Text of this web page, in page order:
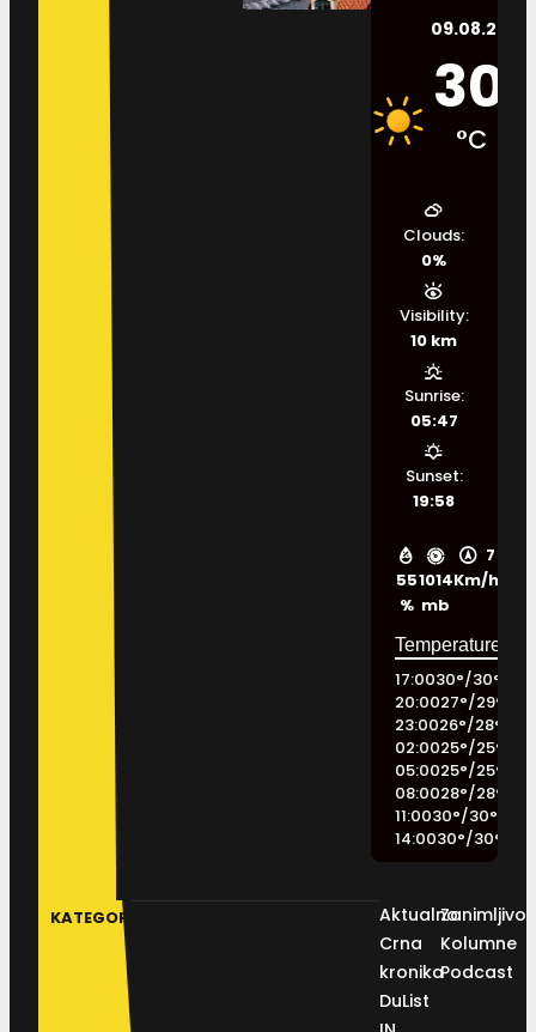
09.08.2026.
30
°C
55
%
1014
mb
7
Km/h
Clouds:
0%
Visibility:
10 km
Sunrise:
05:47
Sunset:
19:58
17:0030°/30°
20:0027°/29°
23:0026°/28°
02:0025°/25°
05:0025°/25°
08:0028°/28°
11:0030°/30°
14:0030°/30°
KATEGORIJE
Aktualno
Crna
kronika
DuList
Kolumne
Podcast